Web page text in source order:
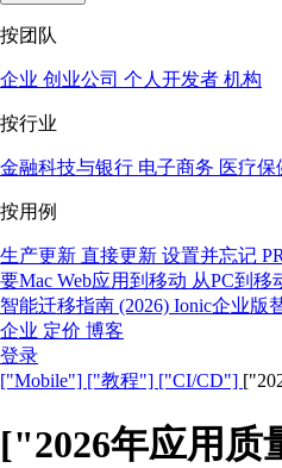
按团队
企业 创业公司 个人开发者 机构
按行业
金融科技与银行 电子商务 医疗
按用例
生产更新 直接更新 设置并忘记
要Mac Web应用到移动 从PC到移
智能迁移指南 (2026) Ionic企业版
企业 定价 博客
登录
["Mobile"] ["教程"] ["CI/CD"]
["2026年应用质